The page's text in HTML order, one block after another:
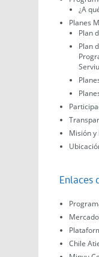
¿A
Planes
Plan
Plan
Serviu
Misión y
Enlaces
Chile